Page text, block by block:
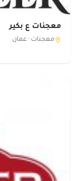
معجنات ع بكير
معجنات · عمان